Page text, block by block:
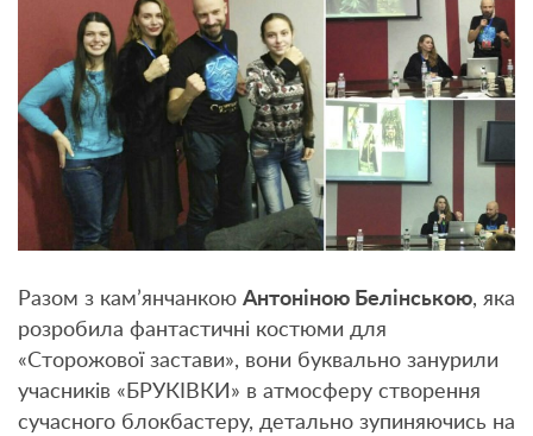
Разом з кам’янчанкою Антоніною Белінською, яка
розробила фантастичні костюми для
«Сторожової застави», вони буквально занурили
учасників «БРУКІВКИ» в атмосферу створення
сучасного блокбастеру, детально зупиняючись на